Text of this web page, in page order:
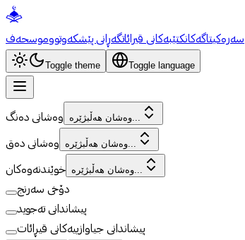
سەرەکیتاگەکانکتێبەکانی قیرائاتگەڕانی پێشکەوتووموسحەف
Toggle theme Toggle language
وەشانی دەنگ وەشان هەڵبژێرە...
وەشانی دەق وەشان هەڵبژێرە...
خوێندنەوەکان وەشان هەڵبژێرە...
دۆخی سەرنج
پیشاندانی تەجوید
پیشاندانی جیاوازییەکانی قیڕائات